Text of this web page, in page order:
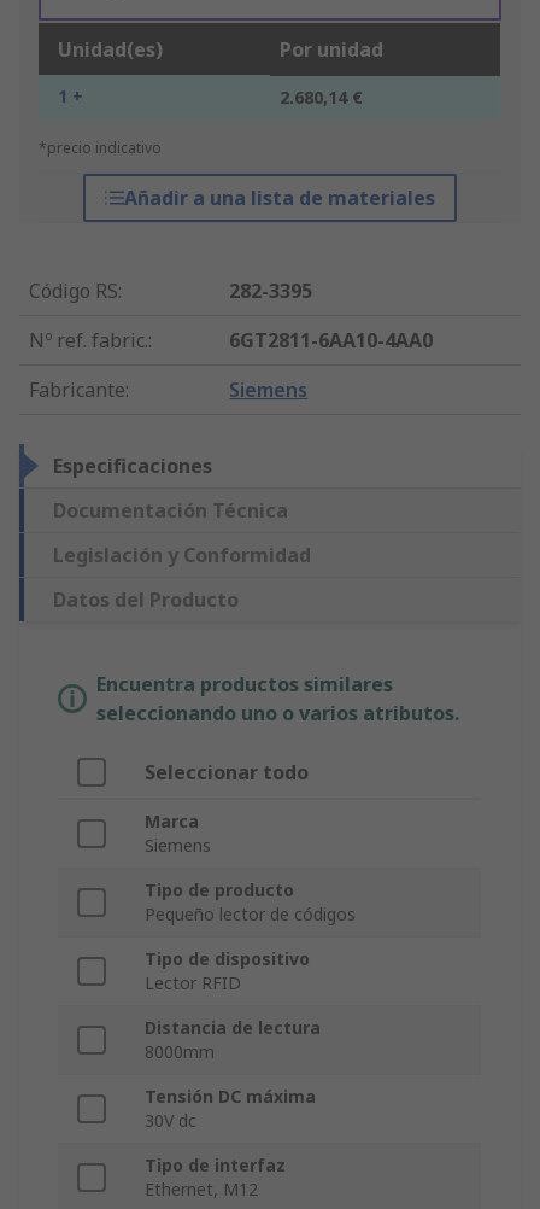
Unidad(es) Por unidad
1 + 2.680,14 €
*precio indicativo
Añadir a una lista de materiales
Código RS:
282-3395
Nº ref. fabric.:
6GT2811-6AA10-4AA0
Fabricante: Siemens
Especificaciones
Documentación Técnica
Legislación y Conformidad
Datos del Producto
Encuentra productos similares
seleccionando uno o varios atributos.
Seleccionar todo
Marca
Siemens
Tipo de producto
Pequeño lector de códigos
Tipo de dispositivo
Lector RFID
Distancia de lectura
8000mm
Tensión DC máxima
30V dc
Tipo de interfaz
Ethernet, M12